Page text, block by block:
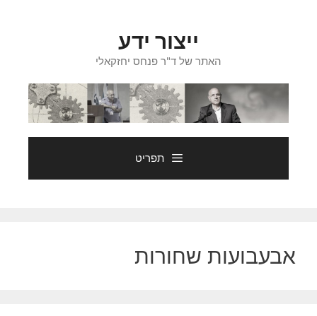
ייצור ידע
האתר של ד"ר פנחס יחזקאלי
תפריט
אבעבועות שחורות